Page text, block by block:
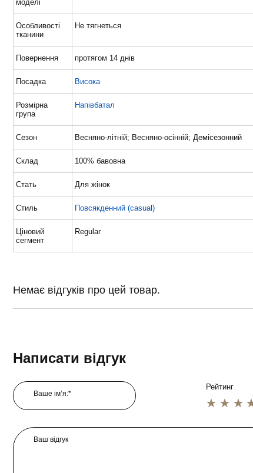
моделі
Особливості
тканини
Не тягнеться
Повернення протягом 14 днів
Посадка Висока
Розмірна
група
Напівбатал
Сезон Весняно-літній; Весняно-осінній; Демісезонний
Склад 100% бавовна
Стать Для жінок
Стиль Повсякденний (casual)
Ціновий
сегмент
Regular
Немає відгуків про цей товар.
Написати відгук
Ваше ім’я:*
Рейтинг
1 star
2 star
3 star
4 star
5 star
Ваш відгук